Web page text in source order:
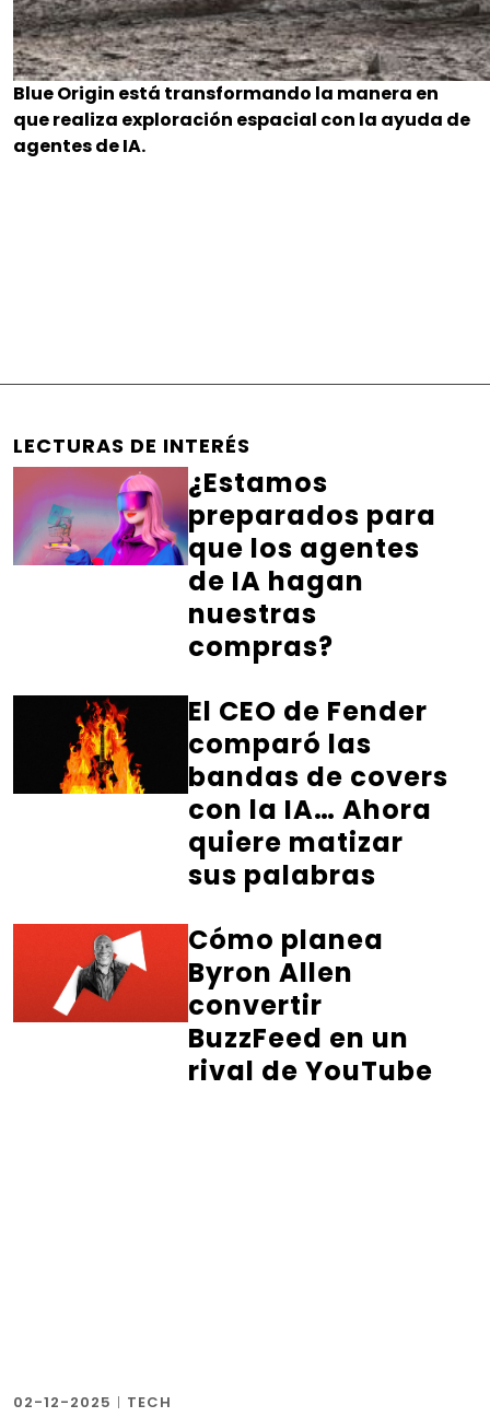
Blue Origin está transformando la manera en
que realiza exploración espacial con la ayuda de
agentes de IA.
LECTURAS DE INTERÉS
¿Estamos
preparados para
que los agentes
de IA hagan
nuestras
compras?
El CEO de Fender
comparó las
bandas de covers
con la IA… Ahora
quiere matizar
sus palabras
Cómo planea
Byron Allen
convertir
BuzzFeed en un
rival de YouTube
02-12-2025 | TECH